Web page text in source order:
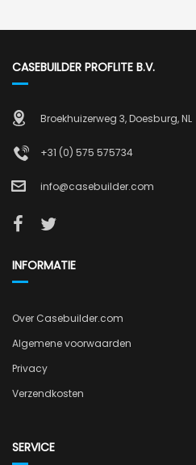
CASEBUILDER PROFLITE B.V.
Broekhuizerweg 3, Doesburg, NL
+31 (0) 575 575734
info@casebuilder.com
INFORMATIE
Over Casebuilder.com
Algemene voorwaarden
Privacy
Verzendkosten
SERVICE